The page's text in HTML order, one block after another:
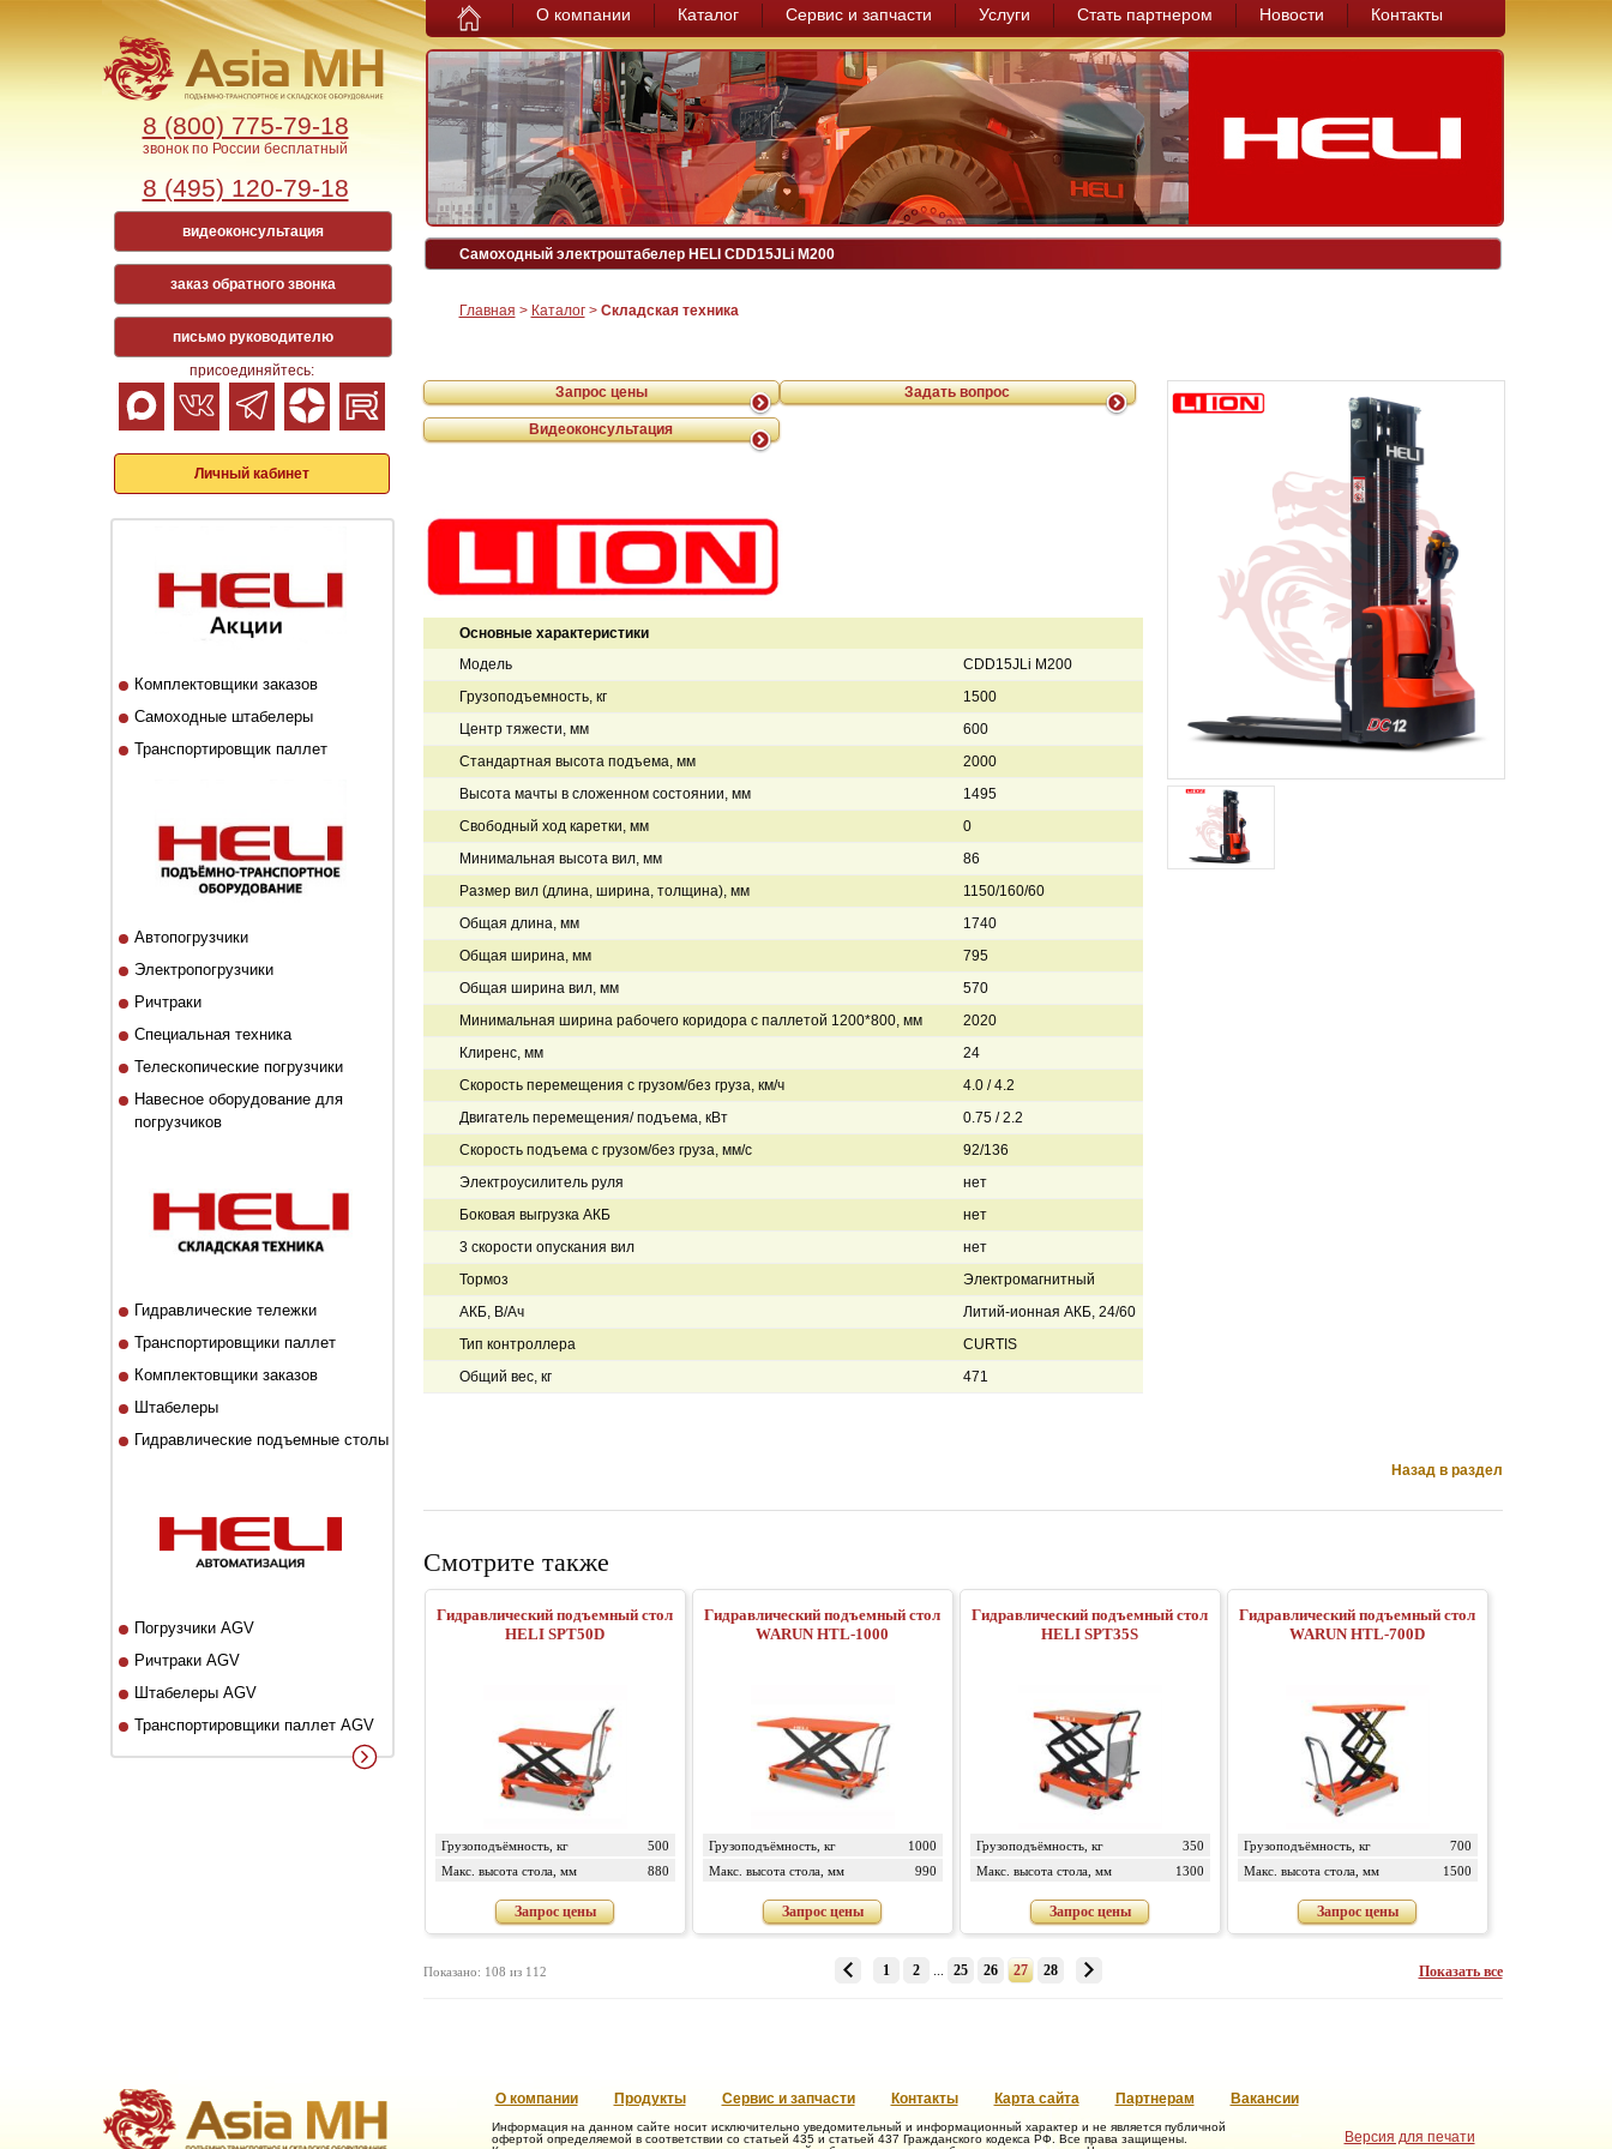
8 (800) 775-79-18
звонок по России бесплатный
8 (495) 120-79-18
видеоконсультация
заказ обратного звонка
письмо руководителю
присоединяйтесь:
Личный кабинет
Комплектовщики заказов
Самоходные штабелеры
Транспортировщик паллет
Автопогрузчики
Электропогрузчики
Ричтраки
Специальная техника
Телескопические погрузчики
Навесное оборудование для
погрузчиков
Гидравлические тележки
Транспортировщики паллет
Комплектовщики заказов
Штабелеры
Гидравлические подъемные столы
Погрузчики AGV
Ричтраки AGV
Штабелеры AGV
Транспортировщики паллет AGV
О компании Каталог Сервис и запчасти Услуги Стать партнером Новости Контакты
Главная > Каталог> Складская техника
Самоходный электроштабелер HELI CDD15JLi M200
Запрос цены Задать вопрос
Видеоконсультация
Основные характеристики
Модель
CDD15JLi M200
Грузоподъемность, кг
1500
Центр тяжести, мм
600
Стандартная высота подъема, мм
2000
Высота мачты в сложенном состоянии, мм
1495
Свободный ход каретки, мм
0
Минимальная высота вил, мм
86
Размер вил (длина, ширина, толщина), мм
1150/160/60
Общая длина, мм
1740
Общая ширина, мм
795
Общая ширина вил, мм
570
Минимальная ширина рабочего коридора с паллетой 1200*800, мм
2020
Клиренс, мм
24
Скорость перемещения с грузом/без груза, км/ч
4.0 / 4.2
Двигатель перемещения/ подъема, кВт
0.75 / 2.2
Скорость подъема с грузом/без груза, мм/с
92/136
Электроусилитель руля
нет
Боковая выгрузка АКБ
нет
3 скорости опускания вил
нет
Тормоз
Электромагнитный
АКБ, В/Ач
Литий-ионная АКБ, 24/60
Тип контроллера
CURTIS
Общий вес, кг
471
Назад в раздел
Смотрите также
Гидравлический подъемный стол
HELI SPT50D
Грузоподъёмность, кг
500
Макс. высота стола, мм
880
Запрос цены
Гидравлический подъемный стол
WARUN HTL-1000
Грузоподъёмность, кг
1000
Макс. высота стола, мм
990
Запрос цены
Гидравлический подъемный стол
HELI SPT35S
Грузоподъёмность, кг
350
Макс. высота стола, мм
1300
Запрос цены
Гидравлический подъемный стол
WARUN HTL-700D
Грузоподъёмность, кг
700
Макс. высота стола, мм
1500
Запрос цены
Показано: 108 из 112 Показать все
1 2 ... 25 26 27 28
О компании Продукты Сервис и запчасти Контакты Карта сайта Партнерам Вакансии
Информация на данном сайте носит исключительно уведомительный и информационный характер и не является публичной
офертой определяемой в соответствии со статьей 435 и статьей 437 Гражданского кодекса РФ. Все права защищены.
Версия для печати